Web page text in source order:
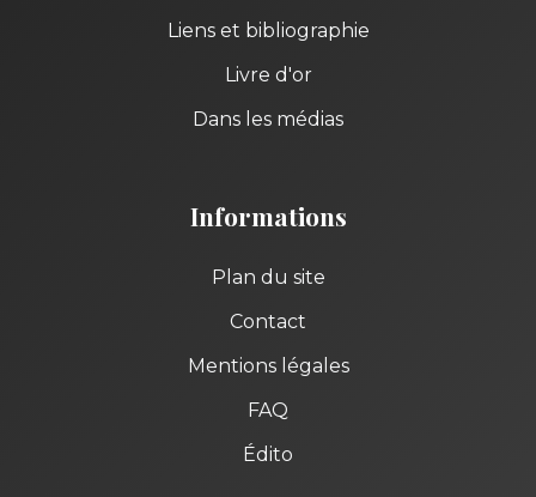
Liens et bibliographie
Livre d'or
Dans les médias
Informations
Plan du site
Contact
Mentions légales
FAQ
Édito